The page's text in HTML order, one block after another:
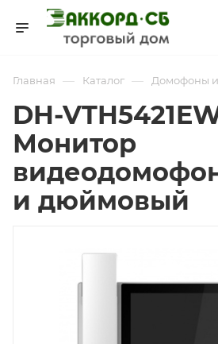
Главная — Каталог — Домофоны и
DH-
Монитор
и дюймовый